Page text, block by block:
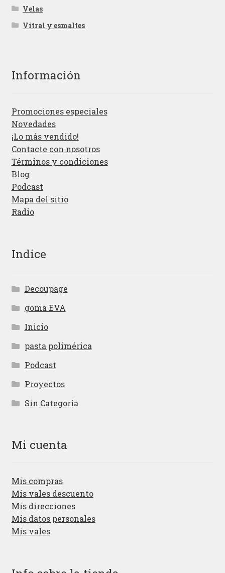
Velas
Vitral y esmaltes
Información
Promociones especiales
Novedades
¡Lo más vendido!
Contacte con nosotros
Términos y condiciones
Blog
Podcast
Mapa del sitio
Radio
Indice
Decoupage
goma EVA
Inicio
pasta polimérica
Podcast
Proyectos
Sin Categoría
Mi cuenta
Mis compras
Mis vales descuento
Mis direcciones
Mis datos personales
Mis vales